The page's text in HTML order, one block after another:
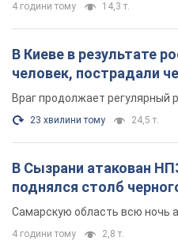
4 години тому 14,3 т.
В Киеве в результате
человек, пострадали
Враг продолжает регулярный
23 хвилини тому 24,5 т.
В Сызрани атакован
поднялся столб
Самарскую область всю ночь
4 години тому 2,8 т.